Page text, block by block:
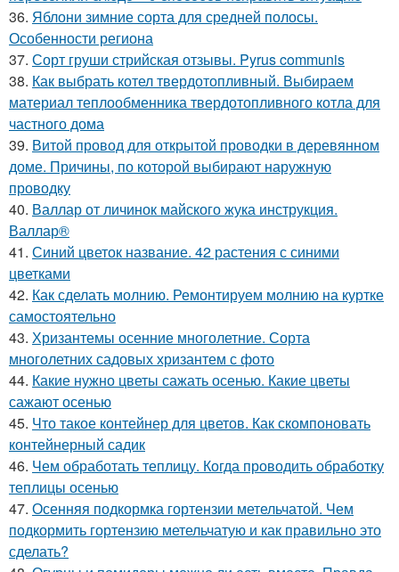
36. Яблони зимние сорта для средней полосы.
Особенности региона
37. Сорт груши стрийская отзывы. Pyrus communis
38. Как выбрать котел твердотопливный. Выбираем
материал теплообменника твердотопливного котла для
частного дома
39. Витой провод для открытой проводки в деревянном
доме. Причины, по которой выбирают наружную
проводку
40. Валлар от личинок майского жука инструкция.
Валлар®
41. Синий цветок название. 42 растения с синими
цветками
42. Как сделать молнию. Ремонтируем молнию на куртке
самостоятельно
43. Хризантемы осенние многолетние. Сорта
многолетних садовых хризантем с фото
44. Какие нужно цветы сажать осенью. Какие цветы
сажают осенью
45. Что такое контейнер для цветов. Как скомпоновать
контейнерный садик
46. Чем обработать теплицу. Когда проводить обработку
теплицы осенью
47. Осенняя подкормка гортензии метельчатой. Чем
подкормить гортензию метельчатую и как правильно это
сделать?